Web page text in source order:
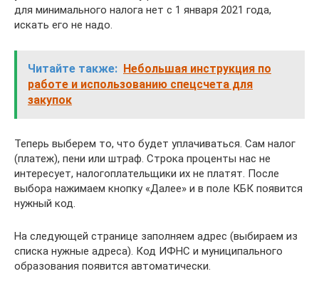
для минимального налога нет с 1 января 2021 года,
искать его не надо.
Читайте также: Небольшая инструкция по
работе и использованию спецсчета для
закупок
Теперь выберем то, что будет уплачиваться. Сам налог
(платеж), пени или штраф. Строка проценты нас не
интересует, налогоплательщики их не платят. После
выбора нажимаем кнопку «Далее» и в поле КБК появится
нужный код.
На следующей странице заполняем адрес (выбираем из
списка нужные адреса). Код ИФНС и муниципального
образования появится автоматически.